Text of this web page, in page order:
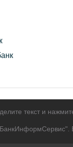
текст и